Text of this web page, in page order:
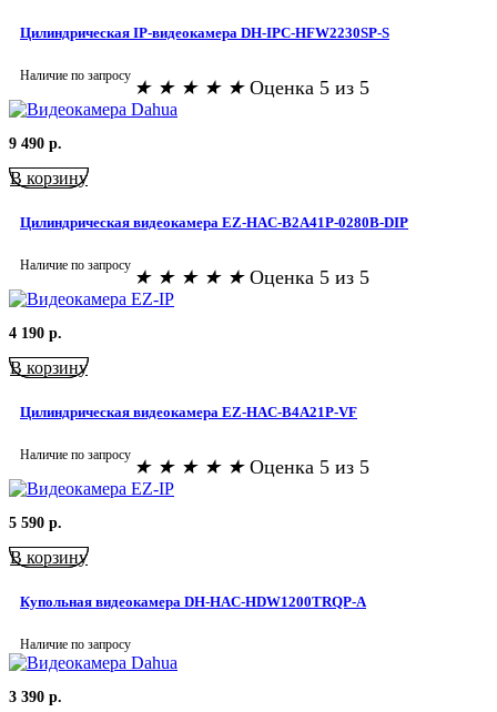
Цилиндрическая IP-видеокамера DH-IPC-HFW2230SP-S
Наличие по запросу
★ ★ ★ ★ ★ Оценка 5 из 5
9 490 р.
В корзину
Цилиндрическая видеокамера EZ-HAC-B2A41P-0280B-DIP
Наличие по запросу
★ ★ ★ ★ ★ Оценка 5 из 5
4 190 р.
В корзину
Цилиндрическая видеокамера EZ-HAC-B4A21P-VF
Наличие по запросу
★ ★ ★ ★ ★ Оценка 5 из 5
5 590 р.
В корзину
Купольная видеокамера DH-HAC-HDW1200TRQP-A
Наличие по запросу
3 390 р.